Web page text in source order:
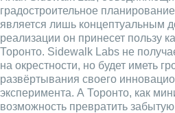
градостроительное
является лишь концептуальным
реализации он принесет пользу
Торонто. Sidewalk Labs не
на окрестности, но будет иметь
развёртывания своего
эксперимента. А Торонто, как
возможность превратить